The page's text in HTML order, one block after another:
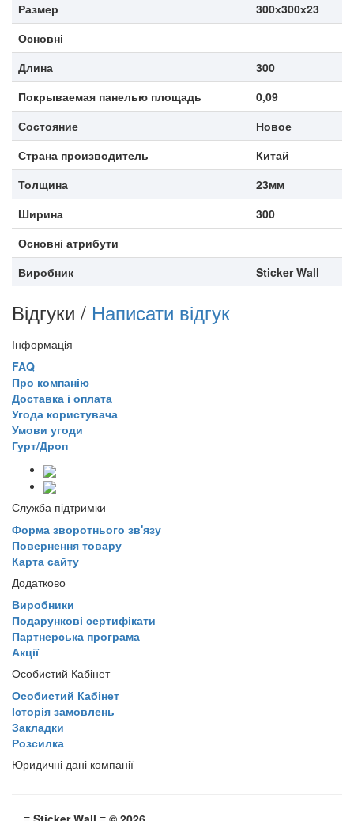
Размер
300х300х23
Основні
Длина
300
Покрываемая панелью площадь
0,09
Состояние
Новое
Страна производитель
Китай
Толщина
23мм
Ширина
300
Основні атрибути
Виробник
Sticker Wall
Відгуки / Написати відгук
Інформація
FAQ
Про компанію
Доставка і оплата
Угода користувача
Умови угоди
Гурт/Дроп
Служба підтримки
Форма зворотнього зв'язу
Повернення товару
Карта сайту
Додатково
Виробники
Подарункові сертифікати
Партнерська програма
Акції
Особистий Кабінет
Особистий Кабінет
Історія замовлень
Закладки
Розсилка
Юридичні дані компанії